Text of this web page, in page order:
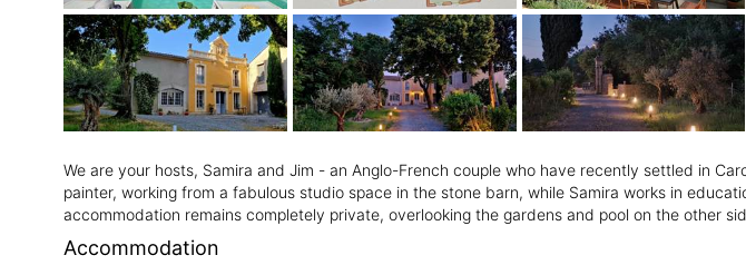
We are your hosts, Samira and Jim - an Anglo-French couple who have recently settled in
painter, working from a fabulous studio space in the stone barn, while Samira works in
accommodation remains completely private, overlooking the gardens and pool on the other
Accommodation